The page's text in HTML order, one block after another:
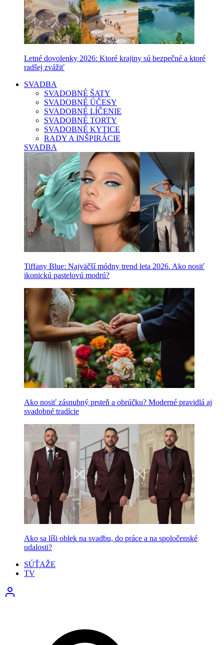
Letné dovolenky 2026: Ktoré krajiny sú bezpečné a ktoré
radšej zvážiť
SVADBA
SVADOBNÉ ŠATY
SVADOBNÉ ÚČESY
SVADOBNÉ LÍČENIE
SVADOBNÉ TORTY
SVADOBNÉ KYTICE
RADY A INŠPIRÁCIE
SVADBA
Tiffany Blue: Najväčší módny trend leta 2026. Ako nosiť
ikonickú pastelovú modrú?
Ako nosiť zásnubný prsteň a obrúčku? Moderné pravidlá aj
svadobné tradície
Ako sa líši oblek na svadbu, do práce a na spoločenské
udalosti?
SÚŤAŽE
TV